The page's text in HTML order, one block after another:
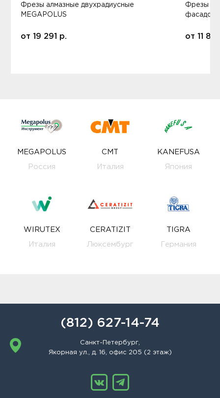
Фрезы алмазные двухрадиусные
MEGAPOLUS
от 19 291 р.
Фрезы
фасадов
от 11
MEGAPOLUS
Россия
CMT
Италия
KANEFUSA
Япония
WIRUTEX
Италия
CERATIZIT
Люксембург
TIGRA
Германия
(812) 627-14-74
Санкт-Петербург,
Якорная ул., д. 16, офис 205 (2 этаж)